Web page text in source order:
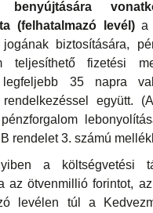
benyújtására
(felhatalmazó levél)a
jogának biztosítására,
teljesíthető fizetési
legfeljebb 35 napra
együtt.
rendelet 3. számú
a költségvetési
az ötvenmillió forintot,
levélen túl a